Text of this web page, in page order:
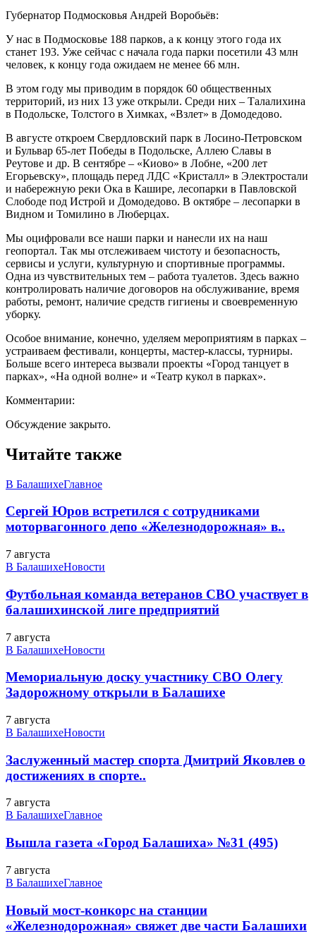
Губернатор Подмосковья Андрей Воробьёв:
У нас в Подмосковье 188 парков, а к концу этого года их
станет 193. Уже сейчас с начала года парки посетили 43 млн
человек, к концу года ожидаем не менее 66 млн.
В этом году мы приводим в порядок 60 общественных
территорий, из них 13 уже открыли. Среди них – Талалихина
в Подольске, Толстого в Химках, «Взлет» в Домодедово.
В августе откроем Свердловский парк в Лосино-Петровском
и Бульвар 65-лет Победы в Подольске, Аллею Славы в
Реутове и др. В сентябре – «Киово» в Лобне, «200 лет
Егорьевску», площадь перед ЛДС «Кристалл» в Электростали
и набережную реки Ока в Кашире, лесопарки в Павловской
Слободе под Истрой и Домодедово. В октябре – лесопарки в
Видном и Томилино в Люберцах.
Мы оцифровали все наши парки и нанесли их на наш
геопортал. Так мы отслеживаем чистоту и безопасность,
сервисы и услуги, культурную и спортивные программы.
Одна из чувствительных тем – работа туалетов. Здесь важно
контролировать наличие договоров на обслуживание, время
работы, ремонт, наличие средств гигиены и своевременную
уборку.
Особое внимание, конечно, уделяем мероприятиям в парках –
устраиваем фестивали, концерты, мастер-классы, турниры.
Больше всего интереса вызвали проекты «Город танцует в
парках», «На одной волне» и «Театр кукол в парках».
Комментарии:
Обсуждение закрыто.
Читайте также
В БалашихеГлавное
Сергей Юров встретился с сотрудниками
моторвагонного депо «Железнодорожная» в..
7 августа
В БалашихеНовости
Футбольная команда ветеранов СВО участвует в
балашихинской лиге предприятий
7 августа
В БалашихеНовости
Мемориальную доску участнику СВО Олегу
Задорожному открыли в Балашихе
7 августа
В БалашихеНовости
Заслуженный мастер спорта Дмитрий Яковлев о
достижениях в спорте..
7 августа
В БалашихеГлавное
Вышла газета «Город Балашиха» №31 (495)
7 августа
В БалашихеГлавное
Новый мост-конкорс на станции
«Железнодорожная» свяжет две части Балашихи